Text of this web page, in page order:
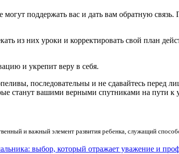
поддержать вас и дать вам обратную
из них уроки и корректировать свой план
и укрепит веру в себя.
последовательны и не сдавайтесь перед
станут вашими верными спутниками на пути к
и важный элемент развития ребенка, служащий
выбор, который отражает уважение и